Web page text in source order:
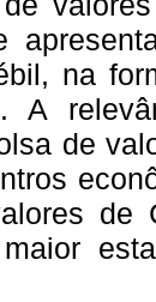
na
A
de
de